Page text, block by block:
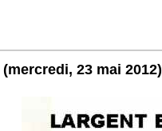
(mercredi, 23 mai 2012)